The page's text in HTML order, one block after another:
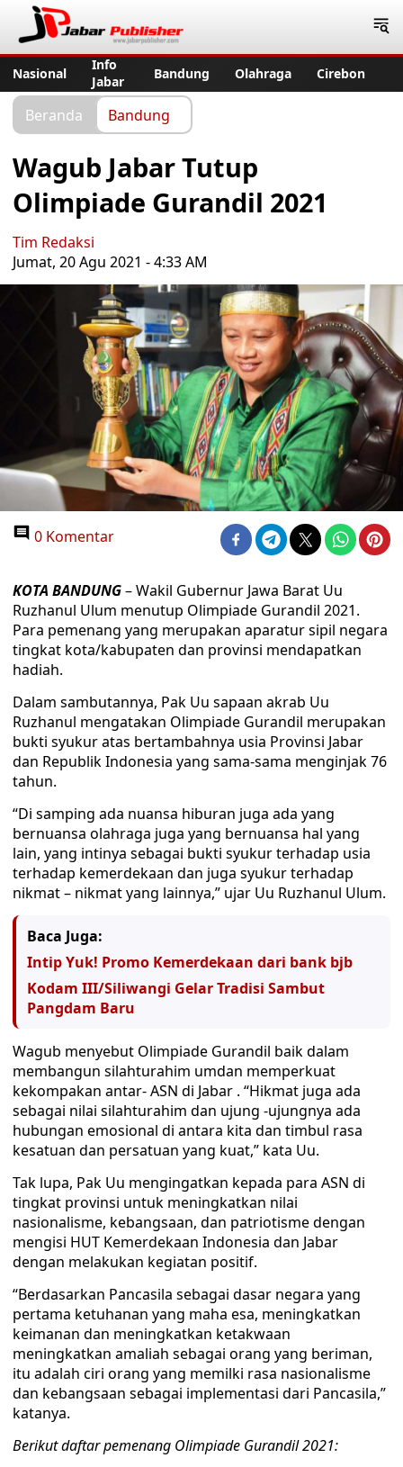
Nasional
Info
Jabar
Bandung Olahraga Cirebon
Beranda Bandung
Wagub Jabar Tutup
Olimpiade Gurandil 2021
Tim Redaksi
Jumat, 20 Agu 2021 - 4:33 AM
0 Komentar
KOTA BANDUNG– Wakil Gubernur Jawa Barat Uu
Ruzhanul Ulum menutup Olimpiade Gurandil 2021.
Para pemenang yang merupakan aparatur sipil negara
tingkat kota/kabupaten dan provinsi mendapatkan
hadiah.
Dalam sambutannya, Pak Uu sapaan akrab Uu
Ruzhanul mengatakan Olimpiade Gurandil merupakan
bukti syukur atas bertambahnya usia Provinsi Jabar
dan Republik Indonesia yang sama-sama menginjak 76
tahun.
“Di samping ada nuansa hiburan juga ada yang
bernuansa olahraga juga yang bernuansa hal yang
lain, yang intinya sebagai bukti syukur terhadap usia
terhadap kemerdekaan dan juga syukur terhadap
nikmat – nikmat yang lainnya,” ujar Uu Ruzhanul Ulum.
Baca Juga:
Intip Yuk! Promo Kemerdekaan dari bank bjb
Kodam III/Siliwangi Gelar Tradisi Sambut
Pangdam Baru
Wagub menyebut Olimpiade Gurandil baik dalam
membangun silahturahim umdan memperkuat
kekompakan antar- ASN di Jabar . “Hikmat juga ada
sebagai nilai silahturahim dan ujung -ujungnya ada
hubungan emosional di antara kita dan timbul rasa
kesatuan dan persatuan yang kuat,” kata Uu.
Tak lupa, Pak Uu mengingatkan kepada para ASN di
tingkat provinsi untuk meningkatkan nilai
nasionalisme, kebangsaan, dan patriotisme dengan
mengisi HUT Kemerdekaan Indonesia dan Jabar
dengan melakukan kegiatan positif.
“Berdasarkan Pancasila sebagai dasar negara yang
pertama ketuhanan yang maha esa, meningkatkan
keimanan dan meningkatkan ketakwaan
meningkatkan amaliah sebagai orang yang beriman,
itu adalah ciri orang yang memilki rasa nasionalisme
dan kebangsaan sebagai implementasi dari Pancasila,”
katanya.
Berikut daftar pemenang Olimpiade Gurandil 2021: